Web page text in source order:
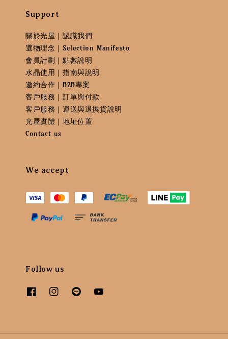
Support
關於光屋｜認識我們
選物理念｜Selection Manifesto
會員計劃｜點數說明
水晶使用｜指南與說明
邀約合作｜B2B專案
客戶服務｜訂單與付款
客戶服務｜運送與退換貨說明
光屋實體｜地址位置
Contact us
We accept
Follow us